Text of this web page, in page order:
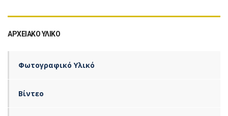
ΑΡΧΕΙΑΚΌ ΥΛΙΚΌ
Φωτογραφικό Υλικό
Βίντεο